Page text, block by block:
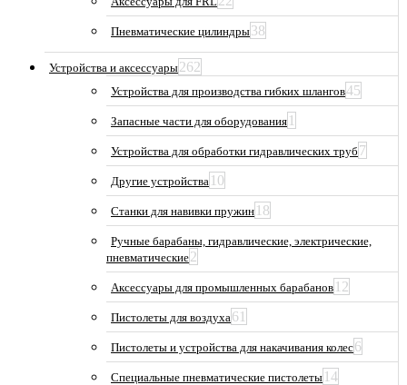
Пневматические цилиндры38
Устройства и аксессуары262
Устройства для производства гибких шлангов45
Запасные части для оборудования 1
Устройства для обработки гидравлических труб 7
Другие устройства 10
Станки для навивки пружин 18
Ручные барабаны, гидравлические, электрические,
пневматические2
Аксессуары для промышленных барабанов 12
Пистолеты для воздуха 61
Пистолеты и устройства для накачивания колес6
Специальные пневматические пистолеты 14